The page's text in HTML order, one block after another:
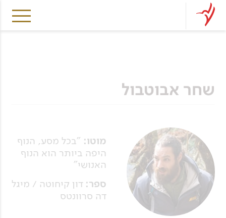
שחר אבוטבול
מוטו: "בכל מסע, הנוף
היפה ביותר הוא הנוף
האנושי"
ספר:דון קיחוטה / מיגל
דה סרוונטס